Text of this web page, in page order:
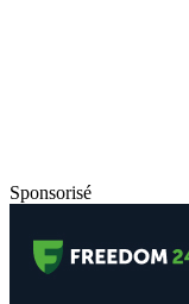
Sponsorisé